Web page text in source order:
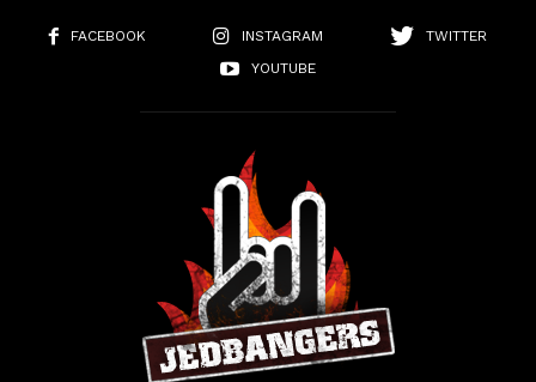
FACEBOOK INSTAGRAM
TWITTER
YOUTUBE